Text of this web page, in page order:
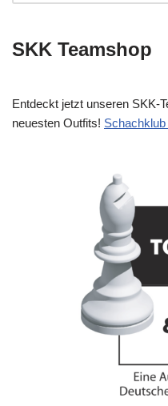
SKK Teamshop
Entdeckt jetzt unseren SKK-
neuesten Outfits!